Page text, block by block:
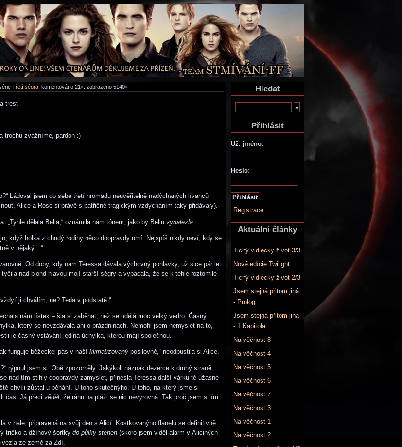
Třetí ségra , komentováno 21×, zobrazeno 5140×
trest
trochu zvážníme, pardon :)
Ládoval jsem do sebe třetí hromadu neuvěřitelně nadýchaných lívanců
Alice a Rose si právě s patřičně tragickým vzdycháním taky přidávaly).
„Tyhle dělala Bella,“ oznámila nám tónem, jako by Bellu vynalezla
když holka z chudý rodiny něco doopravdy umí. Nejspíš nikdy neví, kdy se
v nějaký…“
Od doby, kdy nám Teressa dávala výchovný pohlavky, už sice pár let
nad blond hlavou mojí starší ségry a vypadala, že se k téhle roztomilé
ji chválím, ne? Teda v podstatě.“
nám lístek – šla si zaběhat, než se udělá moc velký vedro. Časný
který se nevzdávala ani o prázdninách. Nemohl jsem nemyslet na to,
je časný vstávání jediná úchylka, kterou mají společnou.
funguje běžeckej pás v naší klimatizovaný posilovně,“ neodpustila si Alice.
rýpnul jsem si. Obě zpozorněly. Jakýkoli náznak dezerce k druhý straně
nad tím stihly doopravdy zamyslet, přinesla Teressa další várku té úžasné
chvíli zůstal u běhání. U toho skutečnýho. U toho, na který jsme si
čas. Já přeci věděl , že ránu na pláži se nic nevyrovná. Tak proč jsem s tím
v hale, připravená na svůj den s Alicí. Kostkovanýho flanelu se definitivně
tričko a džínový šortky do půlky stehen (skoro jsem viděl alarm v Aliciných
ze země za Zdí.
Hledat
Přihlásit
Už. jméno:
Heslo:
Registrace
Aktuální články
Tichý vidiecky život 3/3
Nové edície Twilight
Tichý vidiecky život 2/3
Jsem stejná přitom jiná
- Prolog
Jsem stejná přitom jiná
- 1.Kapitola
Na věčnost 8
Na věčnost 4
Na věčnost 5
Na věčnost 6
Na věčnost 7
Na věčnost 3
Na věčnost 1
Na věčnost 2